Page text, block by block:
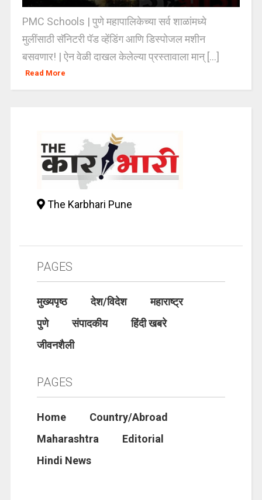
PMC Schools | पुणे महापालिकेच्या सर्व शाळांमध्ये
मुलींसाठी सॅनिटरी पॅड व्हेंडिंग आणि डिस्पोजल मशीन
बसवणार! | ऐन वेळी दाखल केलेल्या प्रस्तावाला मान् [...]
Read More
The Karbhari Pune
PAGES
मुख्यपृष्ठ देश/विदेश
महाराष्ट्र
पुणे
संपादकीय
हिंदी खबरे
जीवनशैली
PAGES
Home
Country/Abroad
Maharashtra
Editorial
Hindi News